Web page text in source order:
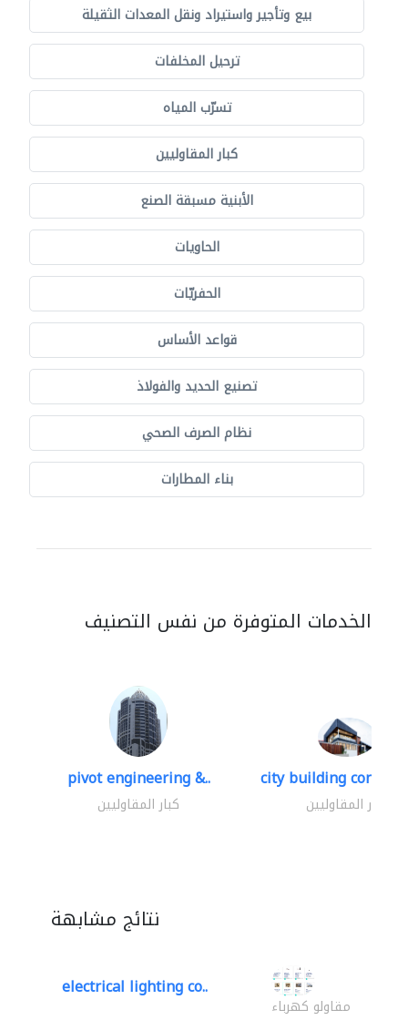
بيع وتأجير واستيراد ونقل المعدات الثقيلة
ترحيل المخلفات
تسرّب المياه
كبار المقاوليين
الأبنية مسبقة الصنع
الحاويات
الحفريّات
قواعد الأساس
تصنيع الحديد والفولاذ
نظام الصرف الصحي
بناء المطارات
الخدمات المتوفرة من نفس التصنيف
pivot engineering &..
كبار المقاوليين
city building
كبار المقاوليين
نتائج مشابهة
electrical lighting co..
مقاولو كهرباء